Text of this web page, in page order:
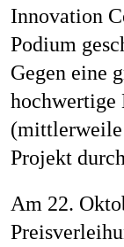
Innovation
Podium
Gegen eine
hochwertige
Projekt
Am 22.